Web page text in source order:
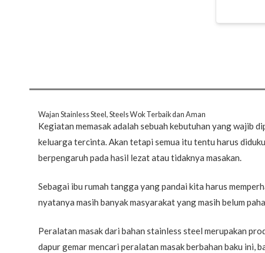
Wajan Stainless Steel, Steels Wok Terbaik dan Aman
Kegiatan memasak adalah sebuah kebutuhan yang wajib
keluarga tercinta. Akan tetapi semua itu tentu harus
berpengaruh pada hasil lezat atau tidaknya masakan.
Sebagai ibu rumah tangga yang pandai kita harus
nyatanya masih banyak masyarakat yang masih belum
Peralatan masak dari bahan stainless steel merupakan
dapur gemar mencari peralatan masak berbahan baku ini,